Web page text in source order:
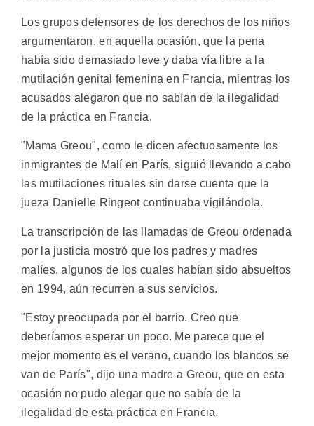
Los grupos defensores de los derechos de los niños
argumentaron, en aquella ocasión, que la pena
había sido demasiado leve y daba vía libre a la
mutilación genital femenina en Francia, mientras los
acusados alegaron que no sabían de la ilegalidad
de la práctica en Francia.
"Mama Greou", como le dicen afectuosamente los
inmigrantes de Malí en París, siguió llevando a cabo
las mutilaciones rituales sin darse cuenta que la
jueza Danielle Ringeot continuaba vigilándola.
La transcripción de las llamadas de Greou ordenada
por la justicia mostró que los padres y madres
malíes, algunos de los cuales habían sido absueltos
en 1994, aún recurren a sus servicios.
"Estoy preocupada por el barrio. Creo que
deberíamos esperar un poco. Me parece que el
mejor momento es el verano, cuando los blancos se
van de París", dijo una madre a Greou, que en esta
ocasión no pudo alegar que no sabía de la
ilegalidad de esta práctica en Francia.